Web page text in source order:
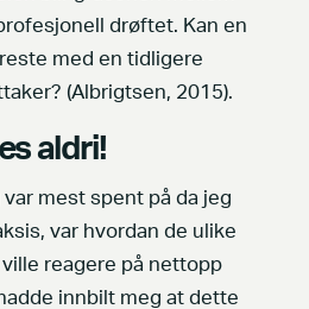
drøftet. Kan en
med en tidligere
(Albrigtsen, 2015).
aldri!
mest spent på da jeg
var hvordan de ulike
reagere på nettopp
innbilt meg at dette